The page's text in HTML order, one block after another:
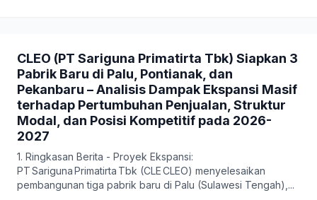
CLEO (PT Sariguna Primatirta Tbk) Siapkan 3
Pabrik Baru di Palu, Pontianak, dan
Pekanbaru – Analisis Dampak Ekspansi Masif
terhadap Pertumbuhan Penjualan, Struktur
Modal, dan Posisi Kompetitif pada 2026-
2027
1. Ringkasan Berita - Proyek Ekspansi:
PT Sariguna Primatirta Tbk (CLE CLEO) menyelesaikan
pembangunan tiga pabrik baru di Palu (Sulawesi Tengah),...